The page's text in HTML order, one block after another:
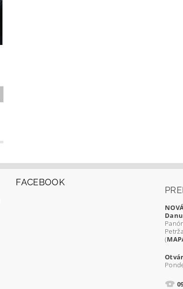
FACEBOOK
(